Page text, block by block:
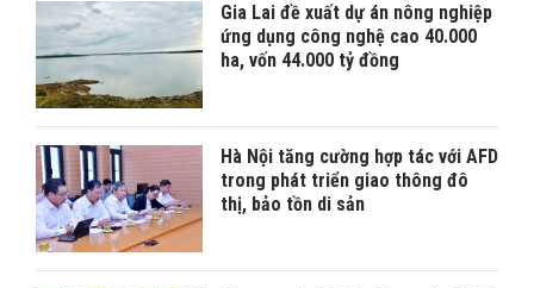
Gia Lai đề xuất dự án nông nghiệp
ứng dụng công nghệ cao 40.000
ha, vốn 44.000 tỷ đồng
Hà Nội tăng cường hợp tác với AFD
trong phát triển giao thông đô
thị, bảo tồn di sản